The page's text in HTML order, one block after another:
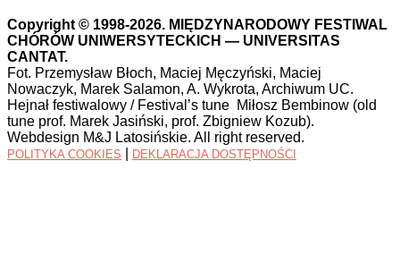
Copyright © 1998-2026. MIĘDZYNARODOWY FESTIWAL
CHÓRÓW UNIWERSYTECKICH — UNIVERSITAS
CANTAT.
Fot. Przemysław Błoch, Maciej Męczyński, Maciej
Nowaczyk, Marek Salamon, A. Wykrota, Archiwum UC.
Hejnał festiwalowy / Festival’s tune Miłosz Bembinow (old
tune prof. Marek Jasiński, prof. Zbigniew Kozub).
Webdesign M&J Latosińskie. All right reserved.
POLITYKA COOKIES DEKLARACJA DOSTĘPNOŚCI